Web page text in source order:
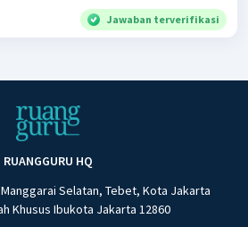
Jawaban terverifikasi
RUANGGURU HQ
Manggarai Selatan, Tebet, Kota Jakarta
Khusus Ibukota Jakarta 12860